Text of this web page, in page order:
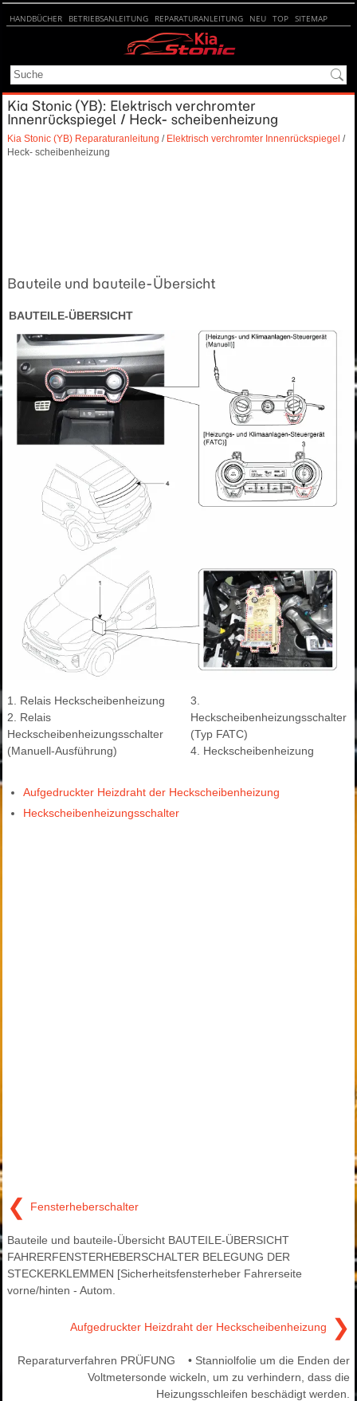
HANDBÜCHER BETRIEBSANLEITUNG REPARATURANLEITUNG NEU TOP SITEMAP
Kia Stonic (YB): Elektrisch verchromter
Innenrückspiegel / Heck- scheibenheizung
Kia Stonic (YB) Reparaturanleitung / Elektrisch verchromter Innenrückspiegel /
Heck- scheibenheizung
Bauteile und bauteile-Übersicht
BAUTEILE-ÜBERSICHT
1. Relais Heckscheibenheizung
2. Relais
Heckscheibenheizungsschalter
(Manuell-Ausführung)
3.
Heckscheibenheizungsschalter
(Typ FATC)
4. Heckscheibenheizung
Aufgedruckter Heizdraht der Heckscheibenheizung
Heckscheibenheizungsschalter
❮ Fensterheberschalter
Bauteile und bauteile-Übersicht BAUTEILE-ÜBERSICHT
FAHRERFENSTERHEBERSCHALTER BELEGUNG DER
STECKERKLEMMEN [Sicherheitsfensterheber Fahrerseite
vorne/hinten - Autom.
Aufgedruckter Heizdraht der Heckscheibenheizung ❯
Reparaturverfahren PRÜFUNG • Stanniolfolie um die Enden der
Voltmetersonde wickeln, um zu verhindern, dass die
Heizungsschleifen beschädigt werden.